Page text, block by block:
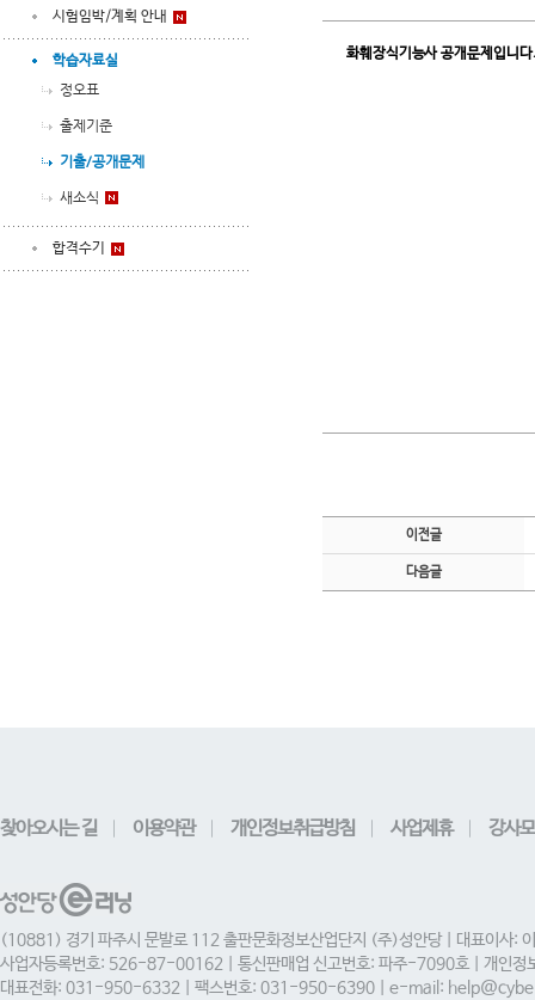
시험임박/계획 안내
학습자료실
정오표
출제기준
기출/공개문제
새소식
합격수기
화훼장식기능사 공개문제입니
이전글
다음글
찾아오시는 길 이용약관 개인정보취급방침 사업제휴 강사
(10881) 경기 파주시 문발로 112 출판문화정보산업단지 (주)성안당 | 대표이사:
사업자등록번호: 526-87-00162 | 통신판매업 신고번호: 파주-7090호 | 개인정
대표전화: 031-950-6332 | 팩스번호: 031-950-6390 | e-mail: